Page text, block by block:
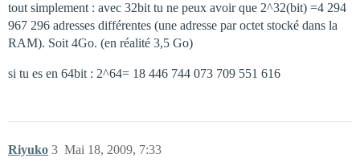
tout simplement : avec 32bit tu ne peux avoir que 2^32(bit) =4 294
967 296 adresses différentes (une adresse par octet stocké dans la
RAM). Soit 4Go. (en réalité 3,5 Go)
si tu es en 64bit : 2^64= 18 446 744 073 709 551 616
Riyuko Mai 18, 2009, 7:33
3